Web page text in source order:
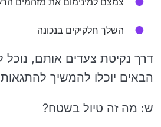
צמצם למינימום את מזהמים
השלך חלקיקים בנכונה
דרך נקיטת צעדים אותם, נוכל
הבאים יוכלו להמשיך
ש: מה זה טיול בשטח?